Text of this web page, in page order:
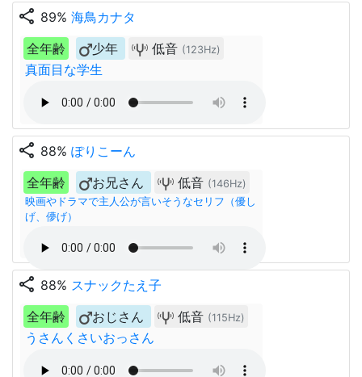
share 89% 海鳥カナタ
全年齢
少年 低音 (123Hz)
真面目な学生
share 88% ぽりこーん
全年齢
お兄さん 低音 (146Hz)
映画やドラマで主人公が言いそうなセリフ（優し
げ、儚げ）
share 88% スナックたえ子
全年齢
おじさん 低音 (115Hz)
うさんくさいおっさん